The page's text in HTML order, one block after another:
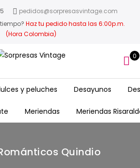
pedidos@sorpresasvintage.com
Haz tu pedido hasta las 6:00p.m.
(Hora Colombia)
0
y peluches Desayunos
Meriendas Meriendas
Quindio